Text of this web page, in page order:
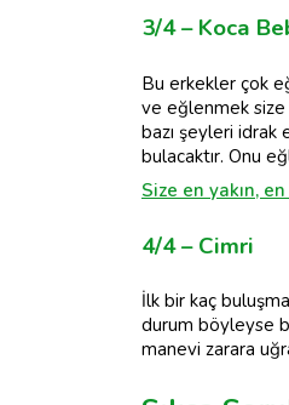
3/4 – Koca
Bu erkekler çok
ve eğlenmek size
bazı şeyleri idrak
bulacaktır. Onu
Size en yakın,
4/4 – Cimri
İlk bir kaç
durum böyleyse
manevi zarara